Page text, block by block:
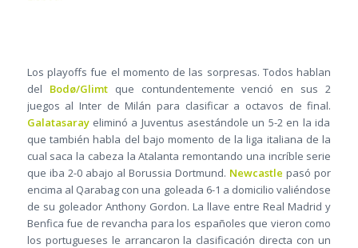
Los playoffs fue el momento de las sorpresas. Todos hablan
del Bodø/Glimtque contundentemente venció en sus 2
juegos al Inter de Milán para clasificar a octavos de final.
Galatasarayeliminó a Juventus asestándole un 5-2 en la ida
que también habla del bajo momento de la liga italiana de la
cual saca la cabeza la Atalanta remontando una incríble serie
que iba 2-0 abajo al Borussia Dortmund. Newcastle pasó por
encima al Qarabag con una goleada 6-1 a domicilio valiéndose
de su goleador Anthony Gordon. La llave entre Real Madrid y
Benfica fue de revancha para los españoles que vieron como
los portugueses le arrancaron la clasificación directa con un